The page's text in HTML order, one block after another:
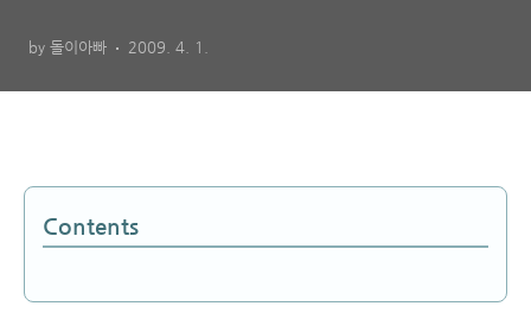
by 돌이아빠 2009. 4. 1.
Contents